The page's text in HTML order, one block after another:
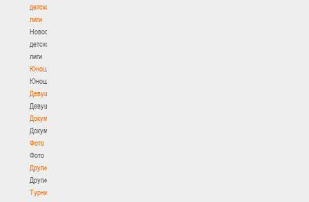
детской
лиги
Новости
детской
лиги
Юноши
Юноши
Девушки
Девушки
Документы
Документы
Фото
Фото
Другие
Другие
Турнир